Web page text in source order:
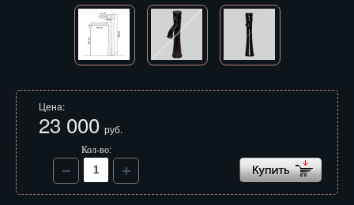
Дзержинск
Екатеринбург
Зеленоград
Иркутск
Цена:
23 000 руб.
Кол-во: